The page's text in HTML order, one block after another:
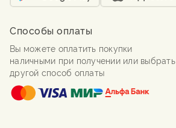
Способы оплаты
Вы можете оплатить покупки
наличными при получении или выбрать
другой способ оплаты